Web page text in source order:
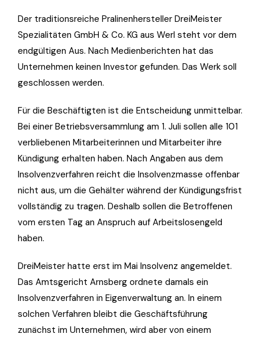
Der traditionsreiche Pralinenhersteller DreiMeister
Spezialitäten GmbH & Co. KG aus Werl steht vor dem
endgültigen Aus. Nach Medienberichten hat das
Unternehmen keinen Investor gefunden. Das Werk soll
geschlossen werden.
Für die Beschäftigten ist die Entscheidung unmittelbar.
Bei einer Betriebsversammlung am 1. Juli sollen alle 101
verbliebenen Mitarbeiterinnen und Mitarbeiter ihre
Kündigung erhalten haben. Nach Angaben aus dem
Insolvenzverfahren reicht die Insolvenzmasse offenbar
nicht aus, um die Gehälter während der Kündigungsfrist
vollständig zu tragen. Deshalb sollen die Betroffenen
vom ersten Tag an Anspruch auf Arbeitslosengeld
haben.
DreiMeister hatte erst im Mai Insolvenz angemeldet.
Das Amtsgericht Arnsberg ordnete damals ein
Insolvenzverfahren in Eigenverwaltung an. In einem
solchen Verfahren bleibt die Geschäftsführung
zunächst im Unternehmen, wird aber von einem